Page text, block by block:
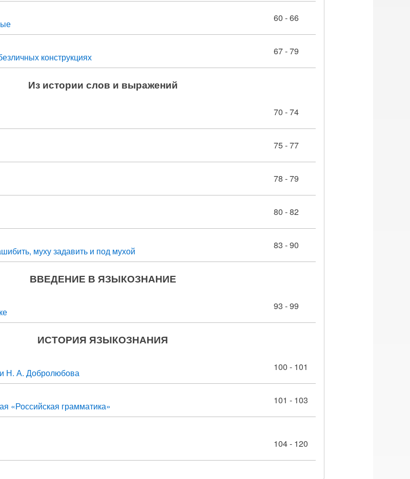
60 - 66
конструкциях
67 - 79
Из истории слов и выражений
70 - 74
75 - 77
78 - 79
80 - 82
муху задавить и под мухой
83 - 90
ВВЕДЕНИЕ В ЯЗЫКОЗНАНИЕ
93 - 99
ИСТОРИЯ ЯЗЫКОЗНАНИЯ
Н. А. Добролюбова
100 - 101
«Российская грамматика»
101 - 103
104 - 120